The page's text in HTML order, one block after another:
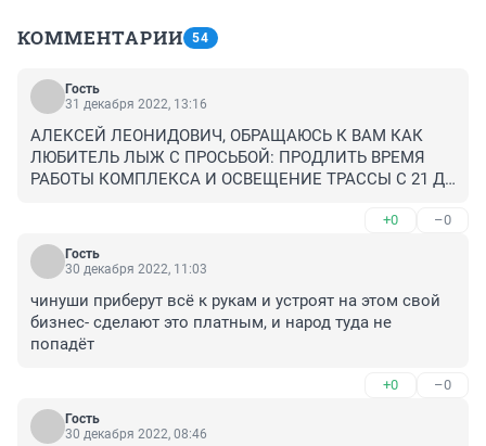
КОММЕНТАРИИ 54
Гость
31 декабря 2022, 13:16
АЛЕКСЕЙ ЛЕОНИДОВИЧ, ОБРАЩАЮСЬ К ВАМ КАК
ЛЮБИТЕЛЬ ЛЫЖ С ПРОСЬБОЙ: ПРОДЛИТЬ ВРЕМЯ
РАБОТЫ КОМПЛЕКСА И ОСВЕЩЕНИЕ ТРАССЫ С 21 ДО
ПОКАТАТЬСЯ ВЕЧЕРОМ ПОСЛЕ РАБОТЫ ПОДОЛЬШЕ
НА ЭТОЙ ЗАМЕЧАТЕЛЬНОЙ ТРАССЕ С ОСВЕЩЕНИЕМ.
ЗАРАНЕЕ БЛАГОДАРЕН.
+0 –0
Гость
30 декабря 2022, 11:03
чинуши приберут всё к рукам и устроят на этом свой
бизнес- сделают это платным, и народ туда не
попадёт
+0 –0
Гость
30 декабря 2022, 08:46